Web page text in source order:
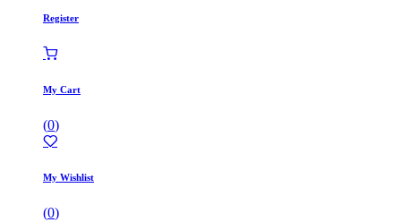
Register
My Cart
(0)
My Wishlist
(0)